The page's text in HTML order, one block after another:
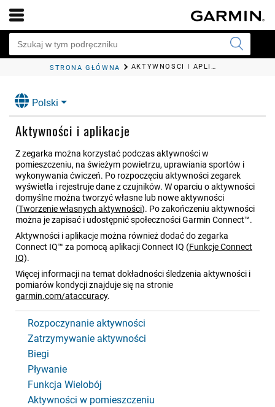
STRONA GŁÓWNA AKTYWNOŚCI I APLIKACJE
Polski
Aktywności i aplikacje
Z zegarka można korzystać podczas aktywności w
pomieszczeniu, na świeżym powietrzu, uprawiania sportów i
wykonywania ćwiczeń. Po rozpoczęciu aktywności zegarek
wyświetla i rejestruje dane z czujników. W oparciu o aktywności
domyślne można tworzyć własne lub nowe aktywności
(Tworzenie własnych aktywności). Po zakończeniu aktywności
można je zapisać i udostępnić społeczności Garmin Connect™.
Aktywności i aplikacje można również dodać do zegarka
Connect IQ™ za pomocą aplikacji Connect IQ (Funkcje Connect
IQ).
Więcej informacji na temat dokładności śledzenia aktywności i
pomiarów kondycji znajduje się na stronie
garmin.com/ataccuracy.
Rozpoczynanie aktywności
Zatrzymywanie aktywności
Biegi
Pływanie
Funkcja Wielobój
Aktywności w pomieszczeniu